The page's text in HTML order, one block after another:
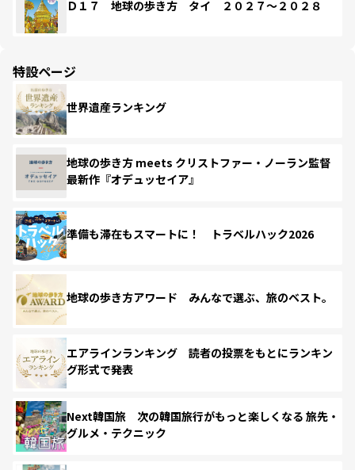
Ｄ１７ 地球の歩き方 タイ ２０２７～２０２８
特設ページ
世界遺産ランキング
地球の歩き方 meets クリストファー・ノーラン監督
最新作『オデュッセイア』
準備も滞在もスマートに！ トラベルハック2026
地球の歩き方アワード みんなで選ぶ、旅のベスト。
エアラインランキング 読者の投票をもとにランキン
グ形式で発表
Next韓国旅 次の韓国旅行がもっと楽しくなる 旅先・
グルメ・テクニック